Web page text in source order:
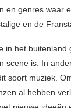
en genres waar
en de
in het
scene is. In
soort muziek.
al hebben